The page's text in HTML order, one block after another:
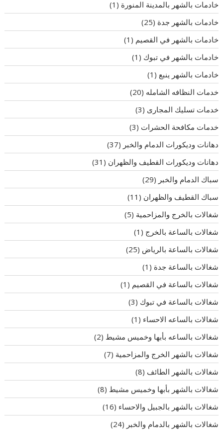
خادمات بالشهر بالمدينة المنورة (1)
خادمات بالشهر جدة (25)
خادمات بالشهر في القصيم (1)
خادمات بالشهر في تبوك (1)
خادمات بالشهر ينبع (1)
خدمات النظافه الشامله (20)
خدمات تسليك المجارى (3)
خدمات مكافحة الحشرات (3)
دهانات وديكورات الدمام والخبر (37)
دهانات وديكورات القطيف والظهران (31)
سباك الدمام والخبر (29)
سباك القطيف والظهران (11)
شغالات بالخرج والمزاحمية (5)
شغالات بالساعة بالخرج (1)
شغالات بالساعة بالرياض (25)
شغالات بالساعة جدة (1)
شغالات بالساعة في القصيم (1)
شغالات بالساعة في تبوك (3)
شغالات بالساعه الاحساء (1)
شغالات بالساعه بأبها وخميس مشيط (2)
شغالات بالشهر الخرج والمزاحمية (7)
شغالات بالشهر الطائف (8)
شغالات بالشهر بأبها وخميس مشيط (8)
شغالات بالشهر بالجبيل والاحساء (16)
شغالات بالشهر بالدمام والخبر (24)